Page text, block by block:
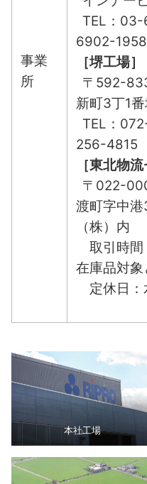
事業
所
TEL：
6902-1958
［堺工場］
〒592-
新町3丁1
TEL：
256-4815
［東北物
〒022-
渡町字中
（株）内
取引時間
在庫品対象
定休日：
本社工場